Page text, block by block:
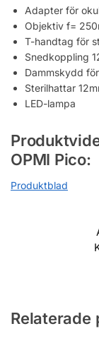
Adapter för
Objektiv f=
T-handtag för
Snedkoppling
Dammskydd
Sterilhattar
LED-lampa
OPMI Pico:
Produktblad
Relaterade